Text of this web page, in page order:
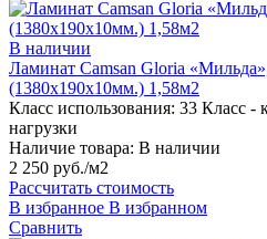
В наличии
Ламинат Camsan Gloria
(1380х190х10мм.) 1,58м2
Класс использования: 33 Класс -
нагрузки
Наличие товара: В наличии
2 250 руб./м2
Рассчитать стоимость
В избранное В избранном
Сравнить